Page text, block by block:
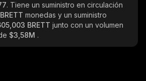
. Tiene un suministro en circulación
monedas y un suministro
BRETT junto con un volumen
$3,58M .